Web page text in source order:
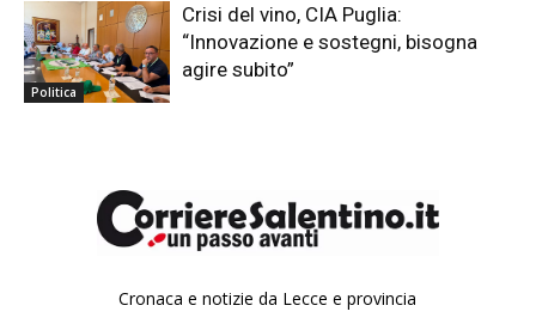
Politica
Crisi del vino, CIA Puglia:
“Innovazione e sostegni, bisogna
agire subito”
Cronaca e notizie da Lecce e provincia